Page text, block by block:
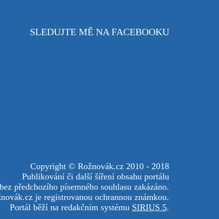
SLEDUJTE MĚ NA FACEBOOKU
Copyright © Rožnovák.cz 2010 - 2018
Publikování či další šíření obsahu portálu
předchozího písemného souhlasu zakázáno.
je registrovanou ochrannou známkou.
Portál běží na redakčním systému SIRIUS 5.